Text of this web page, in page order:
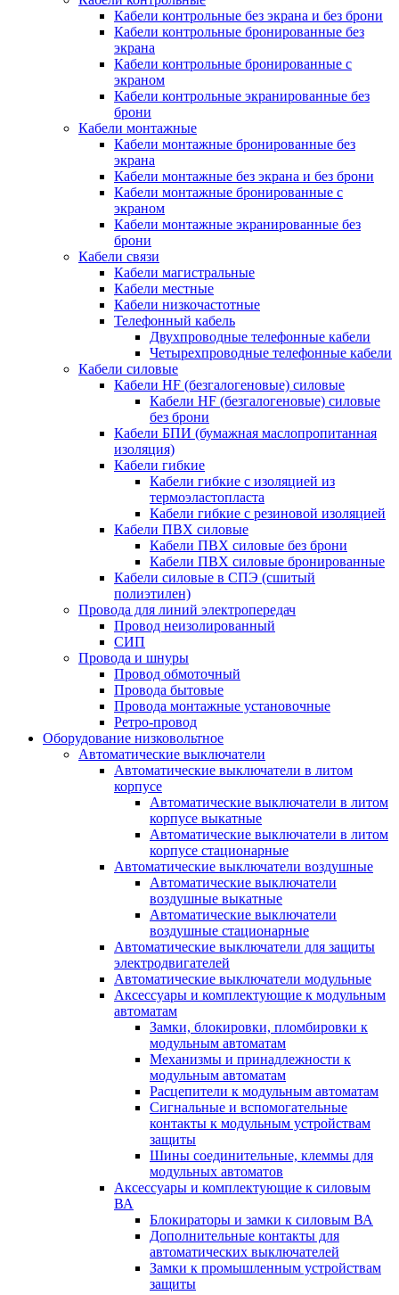
Кабели контрольные без экрана и без брони
Кабели контрольные бронированные без
экрана
Кабели контрольные бронированные с
экраном
Кабели контрольные экранированные без
брони
Кабели монтажные
Кабели монтажные бронированные без
экрана
Кабели монтажные без экрана и без брони
Кабели монтажные бронированные с
экраном
Кабели монтажные экранированные без
брони
Кабели связи
Кабели магистральные
Кабели местные
Кабели низкочастотные
Телефонный кабель
Двухпроводные телефонные кабели
Четырехпроводные телефонные кабели
Кабели силовые
Кабели HF (безгалогеновые) силовые
Кабели HF (безгалогеновые) силовые
без брони
Кабели БПИ (бумажная маслопропитанная
изоляция)
Кабели гибкие
Кабели гибкие с изоляцией из
термоэластопласта
Кабели гибкие с резиновой изоляцией
Кабели ПВХ силовые
Кабели ПВХ силовые без брони
Кабели ПВХ силовые бронированные
Кабели силовые в СПЭ (сшитый
полиэтилен)
Провода для линий электропередач
Провод неизолированный
СИП
Провода и шнуры
Провод обмоточный
Провода бытовые
Провода монтажные установочные
Ретро-провод
Оборудование низковольтное
Автоматические выключатели
Автоматические выключатели в литом
корпусе
Автоматические выключатели в литом
корпусе выкатные
Автоматические выключатели в литом
корпусе стационарные
Автоматические выключатели воздушные
Автоматические выключатели
воздушные выкатные
Автоматические выключатели
воздушные стационарные
Автоматические выключатели для защиты
электродвигателей
Автоматические выключатели модульные
Аксессуары и комплектующие к модульным
автоматам
Замки, блокировки, пломбировки к
модульным автоматам
Механизмы и принадлежности к
модульным автоматам
Расцепители к модульным автоматам
Сигнальные и вспомогательные
контакты к модульным устройствам
защиты
Шины соединительные, клеммы для
модульных автоматов
Аксессуары и комплектующие к силовым
ВА
Блокираторы и замки к силовым ВА
Дополнительные контакты для
автоматических выключателей
Замки к промышленным устройствам
защиты